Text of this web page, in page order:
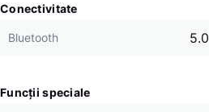
Conectivitate
Bluetooth 5.0
Funcții speciale